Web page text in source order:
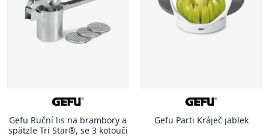
Gefu Ruční lis na brambory a
spätzle Tri Star®, se 3 kotouči
Gefu Parti Kráječ jablek